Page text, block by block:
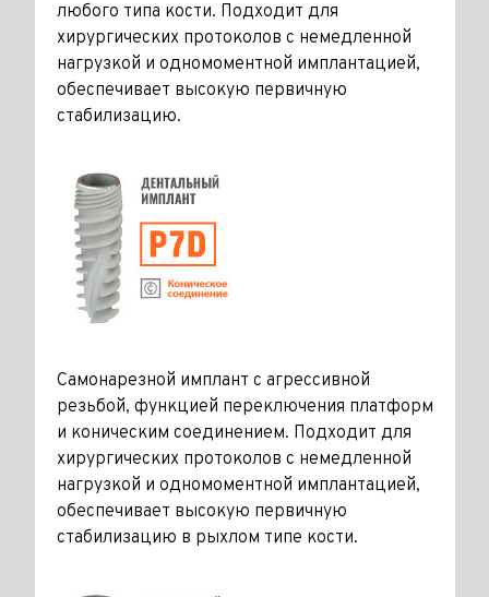
любого типа кости. Подходит для
хирургических протоколов с немедленной
нагрузкой и одномоментной имплантацией,
обеспечивает высокую первичную
стабилизацию.
Самонарезной имплант с агрессивной
резьбой, функцией переключения платформ
и коническим соединением. Подходит для
хирургических протоколов с немедленной
нагрузкой и одномоментной имплантацией,
обеспечивает высокую первичную
стабилизацию в рыхлом типе кости.